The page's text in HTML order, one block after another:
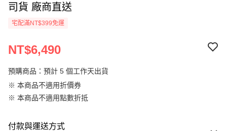
司貨 廠商直送
宅配滿NT$399免運
NT$6,490
預購商品：預計 5 個工作天出貨
※ 本商品不適用折價券
※ 本商品不適用點數折抵
付款與運送方式